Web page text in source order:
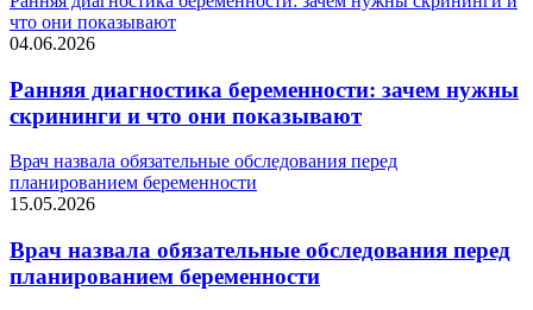
что они показывают
04.06.2026
Ранняя диагностика беременности: зачем нужны
скрининги и что они показывают
Врач назвала обязательные обследования перед
планированием беременности
15.05.2026
Врач назвала обязательные обследования перед
планированием беременности